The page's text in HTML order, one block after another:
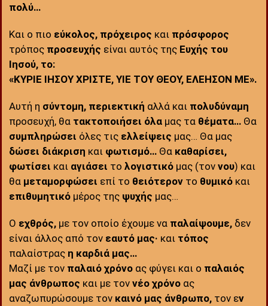
πολύ…
Και ο πιο εύκολος, πρόχειρος και πρόσφορος
τρόπος προσευχής είναι αυτός της Ευχής του
Ιησού, το:
«ΚΥΡΙΕ ΙΗΣΟΥ ΧΡΙΣΤΕ, ΥΙΕ ΤΟΥ ΘΕΟΥ, ΕΛΕΗΣΟΝ ΜΕ».
Αυτή η σύντομη, περιεκτική αλλά και πολυδύναμη
προσευχή, θα τακτοποιήσει όλα μας τα θέματα… Θα
συμπληρώσει όλες τις ελλείψεις μας… Θα μας
δώσει διάκριση και φωτισμό… Θα καθαρίσει,
φωτίσει και αγιάσει το λογιστικό μας (τον νου) και
θα μεταμορφώσει επί το θειότερον το θυμικό και
επιθυμητικό μέρος της ψυχής μας…
Ο εχθρός, με τον οποίο έχουμε να παλαίψουμε, δεν
είναι άλλος από τον εαυτό μας· και τόπος
παλαίστρας η καρδιά μας…
Μαζί με τον παλαιό χρόνο ας φύγει και ο παλαιός
μας άνθρωπος και με τον νέο χρόνο ας
αναζωπυρώσουμε τον καινό μας άνθρωπο, τον εν